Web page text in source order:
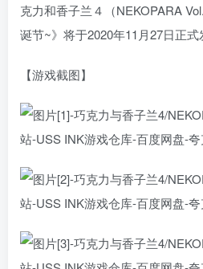
克力和香子兰４（NEKOPARA
诞节~》将于2020年11月27日正式
【游戏截图】